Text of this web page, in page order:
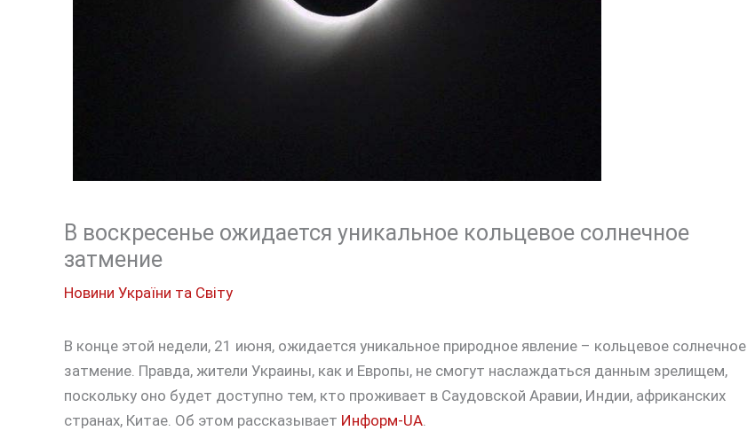
В воскресенье ожидается уникальное кольцевое солнечное
затмение
Новини України та Світу
В конце этой недели, 21 июня, ожидается уникальное природное явление – кольцевое солнечное
затмение. Правда, жители Украины, как и Европы, не смогут наслаждаться данным зрелищем,
поскольку оно будет доступно тем, кто проживает в Саудовской Аравии, Индии, африканских
странах, Китае. Об этом рассказывает Информ-UA.